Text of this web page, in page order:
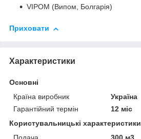
VIPOM (Випом, Болгарія)
Приховати
Характеристики
Основні
Країна виробник
Україна
Гарантійний термін
12 міс
Користувальницькі характеристики